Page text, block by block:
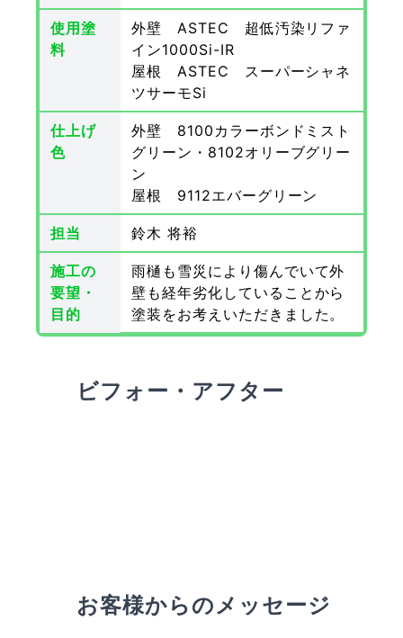
使用塗
料
外壁 ASTEC 超低汚染リファ
イン1000Si-IR
屋根 ASTEC スーパーシャネ
ツサーモSi
仕上げ
色
外壁 8100カラーボンドミスト
グリーン・8102オリーブグリー
ン
屋根 9112エバーグリーン
担当 鈴木 将裕
施工の
要望・
目的
雨樋も雪災により傷んでいて外
壁も経年劣化していることから
塗装をお考えいただきました。
ビフォー・アフター
お客様からのメッセージ